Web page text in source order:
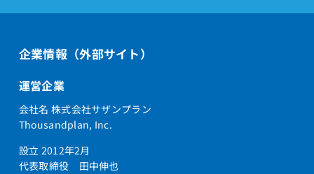
企業情報（外部サイト）
運営企業
会社名 株式会社サザンプラン
Thousandplan, Inc.
設立 2012年2月
代表取締役 田中伸也